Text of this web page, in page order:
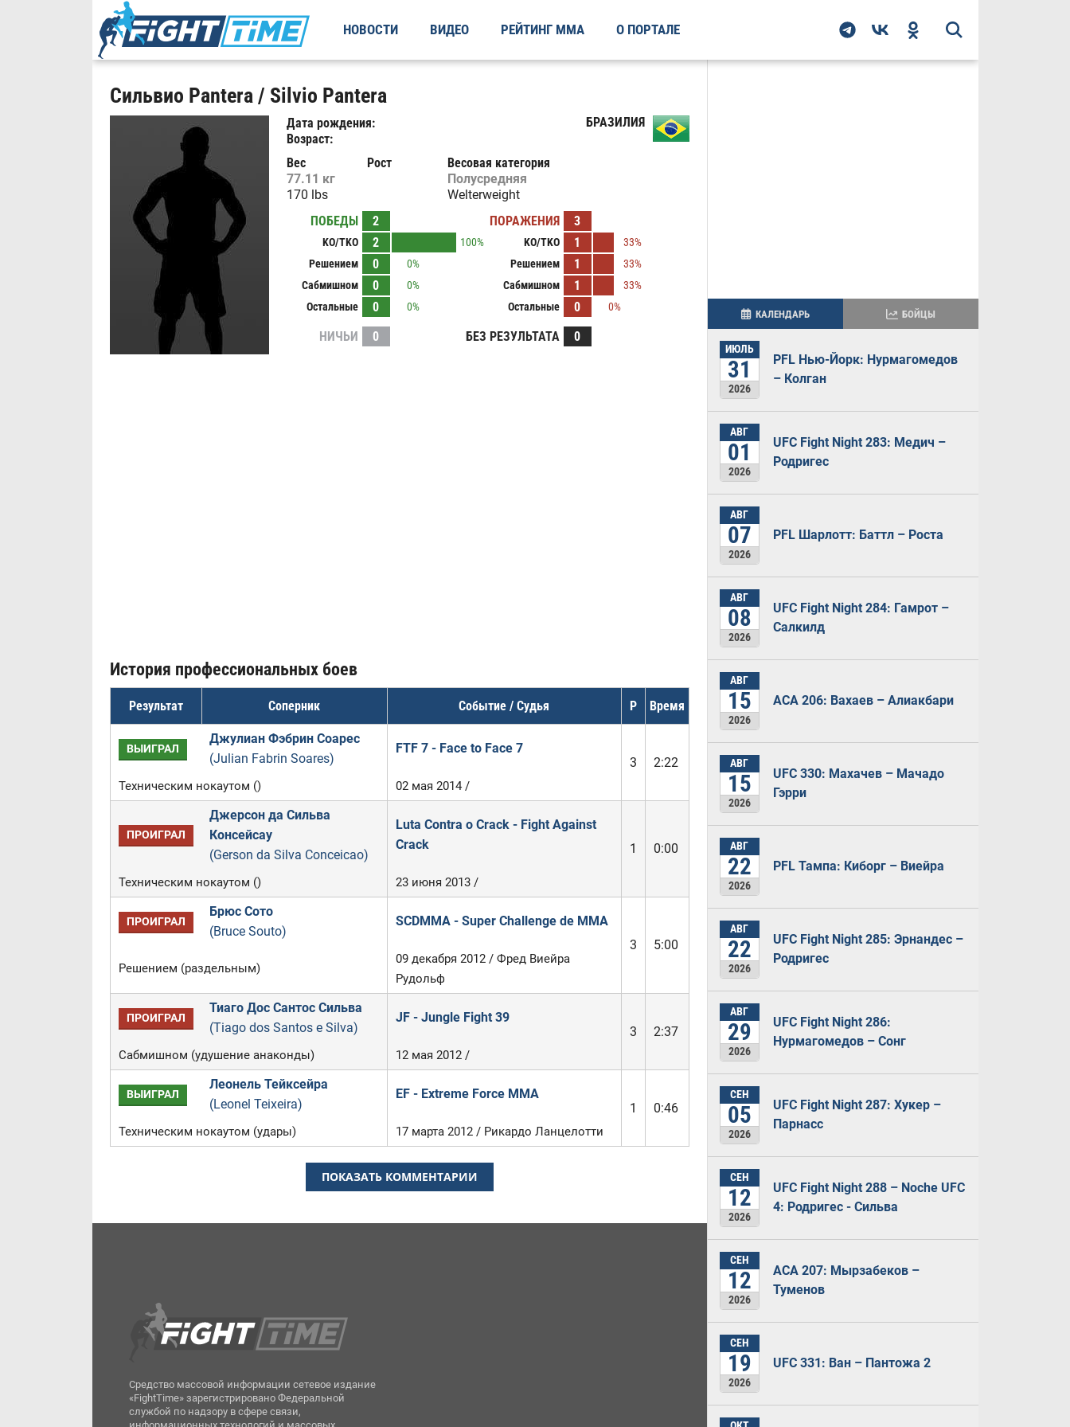
НОВОСТИ ВИДЕО РЕЙТИНГ ММА О ПОРТАЛЕ
Сильвио Pantera / Silvio Pantera
Дата рождения:
Возраст:
БРАЗИЛИЯ
Вес
77.11 кг
170 lbs
Рост
Весовая категория
Полусредняя
Welterweight
ПОБЕДЫ
2
KO/TKO 2
100%
Решением
0
0%
Сабмишном
0
0%
Остальные
0 0%
ПОРАЖЕНИЯ 3
KO/TKO 1
33%
Решением
1
33%
Сабмишном
1
33%
Остальные
0 0%
НИЧЬИ 0 БЕЗ РЕЗУЛЬТАТА 0
История профессиональных боев
Результат Соперник Событие / Судья Р Время
ВЫИГРАЛ
Джулиан Фэбрин Соарес
(Julian Fabrin Soares)
FTF 7 - Face to Face 7
3
2:22
Техническим нокаутом () 02 мая 2014 /
ПРОИГРАЛ
Джерсон да Сильва
Консейсау
(Gerson da Silva Conceicao)
Luta Contra o Crack - Fight Against
Crack
1 0:00
Техническим нокаутом () 23 июня 2013 /
ПРОИГРАЛ
Брюс Сото
(Bruce Souto)
SCDMMA - Super Challenge de MMA
3
5:00
Решением (раздельным)
09 декабря 2012 / Фред Виейра
Рудольф
ПРОИГРАЛ
Тиаго Дос Сантос Сильва
(Tiago dos Santos e Silva)
JF - Jungle Fight 39
3
2:37
Сабмишном (удушение анаконды) 12 мая 2012 /
ВЫИГРАЛ
Леонель Тейксейра
(Leonel Teixeira)
EF - Extreme Force MMA
1
0:46
Техническим нокаутом (удары) 17 марта 2012 / Рикардо Ланцелотти
ПОКАЗАТЬ КОММЕНТАРИИ
КАЛЕНДАРЬ БОЙЦЫ
ИЮЛЬ
31
2026
PFL Нью-Йорк: Нурмагомедов
– Колган
АВГ
01
2026
UFC Fight Night 283: Медич –
Родригес
АВГ
07
2026
PFL Шарлотт: Баттл – Роста
АВГ
08
2026
UFC Fight Night 284: Гамрот –
Салкилд
АВГ
15
2026
ACA 206: Вахаев – Алиакбари
АВГ
15
2026
UFC 330: Махачев – Мачадо
Гэрри
АВГ
22
2026
PFL Тампа: Киборг – Виейра
АВГ
22
2026
UFC Fight Night 285: Эрнандес –
Родригес
АВГ
29
2026
UFC Fight Night 286:
Нурмагомедов – Сонг
СЕН
05
2026
UFC Fight Night 287: Хукер –
Парнасс
СЕН
12
2026
UFC Fight Night 288 – Noche UFC
4: Родригес - Сильва
СЕН
12
2026
ACA 207: Мырзабеков –
Туменов
СЕН
19
2026
UFC 331: Ван – Пантожа 2
Средство массовой информации сетевое издание
«FightTime» зарегистрировано Федеральной
службой по надзору в сфере связи,